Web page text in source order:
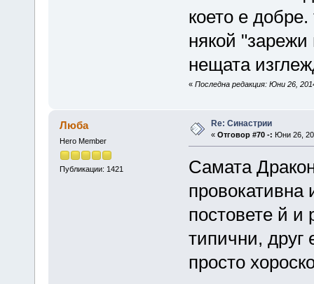
което е
някой
нещата
« Последна редакция: Юни 26,
Люба
Hero Member
Публикации: 1421
Re: Синастрии
« Отговор #70 -: Юни 26,
Самата
провокативна
постовете й и
типични, друг
просто